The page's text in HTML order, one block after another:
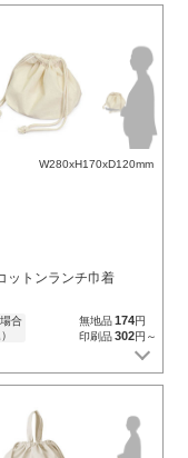
W280xH170xD120mm
ットンランチ巾着
合
無地品174円
印刷品302円～